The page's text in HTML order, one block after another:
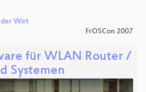
Wirt
FrOSCon 2007
für WLAN Router /
Systemen